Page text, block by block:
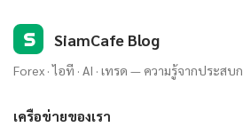
S SiamCafe Blog
Forex · ไอที · AI · เทรด — ความรู้จากประส
เครือข่ายของเรา